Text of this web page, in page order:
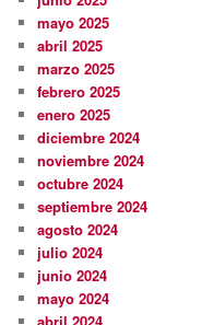
mayo 2025
abril 2025
marzo 2025
febrero 2025
enero 2025
diciembre 2024
noviembre 2024
octubre 2024
septiembre 2024
agosto 2024
julio 2024
junio 2024
mayo 2024